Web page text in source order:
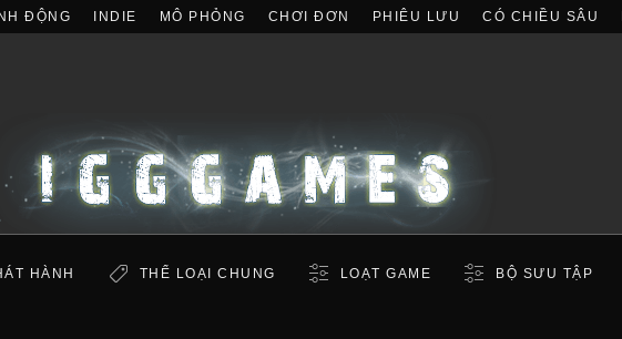
ĐỘNG INDIE MÔ PHỎNG CHƠI ĐƠN PHIÊU LƯU CÓ CHIỀU SÂU
HÀNH THỂ LOẠI CHUNG LOẠT GAME BỘ SƯU TẬP